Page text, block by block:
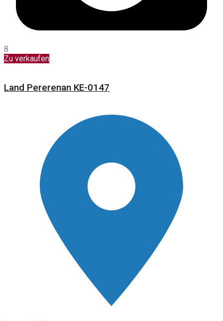
8
Zu verkaufen
Land Pererenan KE-0147